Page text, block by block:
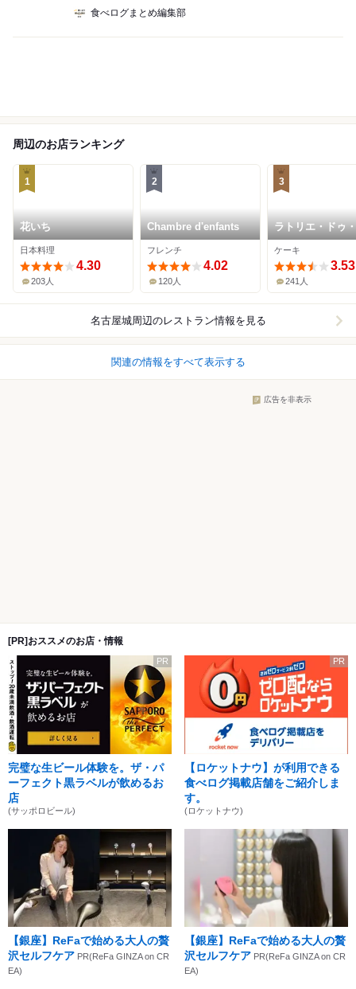
食べログまとめ編集部
周辺のお店ランキング
1
花いち
日本料理
4.30
203人
2
Chambre d'enfants
フレンチ
4.02
120人
3
ラトリエ・ドゥ
シェルブラン
ケーキ
3.53
241人
名古屋城周辺のレストラン情報を見る
関連の情報をすべて表示する
広告を非表示
[PR]おススメのお店・情報
PR
完璧な生ビール体験を。ザ・パ
ーフェクト黒ラベルが飲めるお
店
(サッポロビール)
PR
【ロケットナウ】が利用できる
食べログ掲載店舗をご紹介しま
す。
(ロケットナウ)
【銀座】ReFaで始める大人の贅
沢セルフケア PR(ReFa GINZA on CR
EA)
【銀座】ReFaで始める大人の贅
沢セルフケア PR(ReFa GINZA on CR
EA)